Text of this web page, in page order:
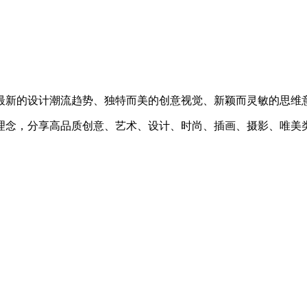
的设计潮流趋势、独特而美的创意视觉、新颖而灵敏的思
，分享高品质创意、艺术、设计、时尚、插画、摄影、唯美